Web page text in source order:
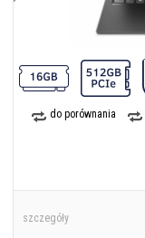
do porównania
szczegóły